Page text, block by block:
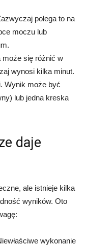
polega to na
moczu lub
może się różnić w
wynosi kilka minut.
Wynik może być
lub jedna kreska
daje
ale istnieje kilka
wyników. Oto
wykonanie